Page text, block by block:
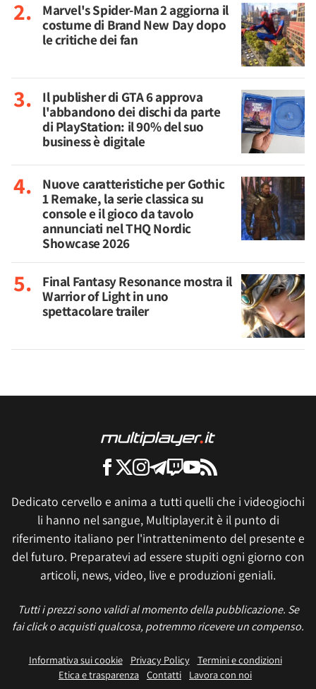
Marvel's Spider-Man 2 aggiorna il
costume di Brand New Day dopo
le critiche dei fan
Il publisher di GTA 6 approva
l'abbandono dei dischi da parte
di PlayStation: il 90% del suo
business è digitale
Nuove caratteristiche per Gothic
1 Remake, la serie classica su
console e il gioco da tavolo
annunciati nel THQ Nordic
Showcase 2026
Final Fantasy Resonance mostra il
Warrior of Light in uno
spettacolare trailer
Dedicato cervello e anima a tutti quelli che i videogiochi
li hanno nel sangue, Multiplayer.it è il punto di
riferimento italiano per l'intrattenimento del presente e
del futuro. Preparatevi ad essere stupiti ogni giorno con
articoli, news, video, live e produzioni geniali.
Tutti i prezzi sono validi al momento della pubblicazione. Se
fai click o acquisti qualcosa, potremmo ricevere un compenso.
Informativa sui cookie Privacy Policy
Termini e condizioni
Etica e trasparenza Contatti
Lavora con noi